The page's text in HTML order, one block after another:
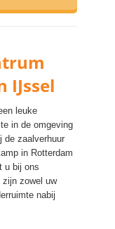
IJssel
leuke
in de omgeving
de zaalverhuur
in Rotterdam
u bij ons
zijn zowel uw
nabij